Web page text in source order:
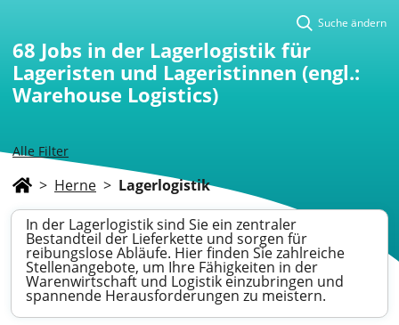
Alle Filter
Suche ändern
68 Jobs in der Lagerlogistik für
Lageristen und Lageristinnen (engl.:
Warehouse Logistics)
> Herne > Lagerlogistik
In der Lagerlogistik sind Sie ein zentraler
Bestandteil der Lieferkette und sorgen für
reibungslose Abläufe. Hier finden Sie zahlreiche
Stellenangebote, um Ihre Fähigkeiten in der
Warenwirtschaft und Logistik einzubringen und
spannende Herausforderungen zu meistern.